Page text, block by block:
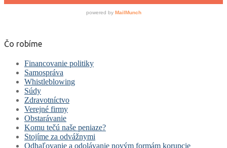
Čo robíme
Financovanie politiky
Samospráva
Whistleblowing
Súdy
Zdravotníctvo
Verejné firmy
Obstarávanie
Komu tečú naše peniaze?
Stojíme za odvážnymi
Odhaľovanie a odolávanie novým formám korupcie